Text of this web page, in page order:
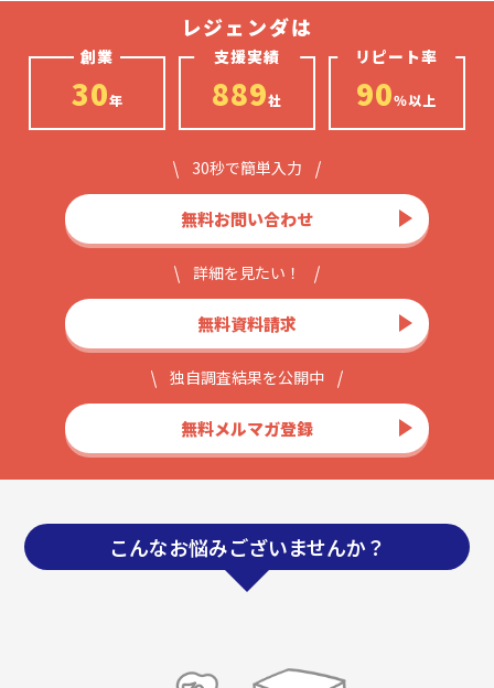
創業
30年
支援実績
889社
リピート率
90％以上
30秒で簡単入力
無料お問い合わせ
詳細を見たい！
無料資料請求
独自調査結果を公開中
無料メルマガ登録
こんなお悩みございませんか？